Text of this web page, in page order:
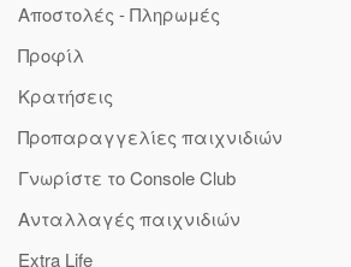
Αποστολές - Πληρωμές
Προφίλ
Κρατήσεις
Προπαραγγελίες παιχνιδιών
Γνωρίστε το Console Club
Ανταλλαγές παιχνιδιών
Extra Life